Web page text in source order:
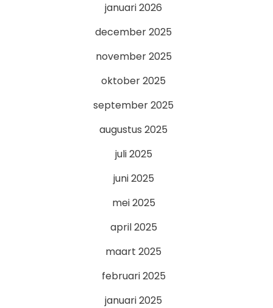
januari 2026
december 2025
november 2025
oktober 2025
september 2025
augustus 2025
juli 2025
juni 2025
mei 2025
april 2025
maart 2025
februari 2025
januari 2025